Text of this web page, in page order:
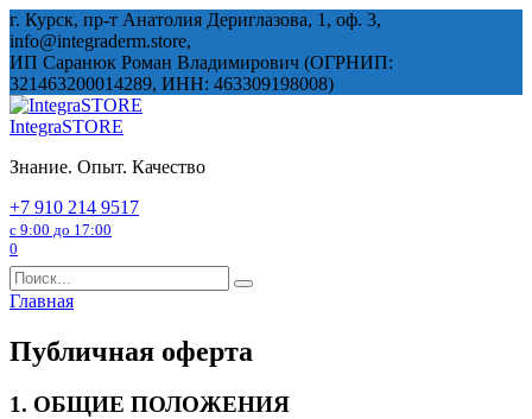
Перейти
к
содержанию
г. Курск, пр-т Анатолия Дериглазова, 1, оф. 3,
info@integraderm.store,
ИП Саранюк Роман Владимирович (ОГРНИП:
321463200014289, ИНН: 463309198008)
IntegraSTORE
Знание. Опыт. Качество
+7 910 214 9517
с 9:00 до 17:00
0
Search
for:
Главная
Публичная оферта
1. ОБЩИЕ ПОЛОЖЕНИЯ